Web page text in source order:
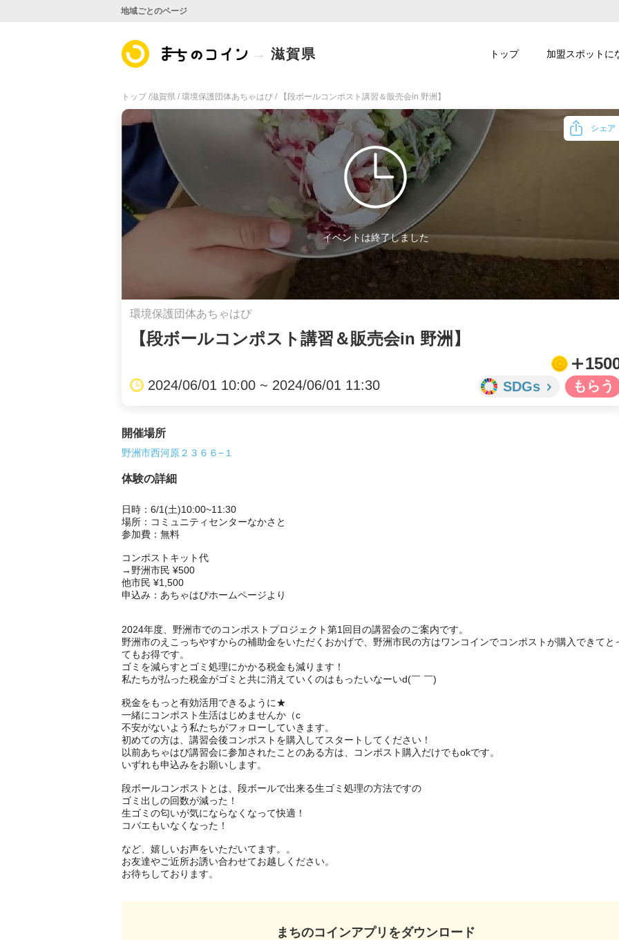
トップ /滋賀県 / 環境保護団体あちゃはぴ / 【段ボールコンポスト講習＆販売会in 野洲】
イベントは終了しました
環境保護団体あちゃはぴ
【段ボールコンポスト講習＆販売会in 野洲】
2024/06/01 10:00 ~ 2024/06/01 11:30 SDGs
シェア
開催場所
野洲市西河原２３６６−１
体験の詳細
日時：6/1(土)10:00~11:30
場所：コミュニティセンターなかさと
参加費：無料
コンポストキット代
→野洲市民 ¥500
他市民 ¥1,500
申込み：あちゃはぴホームページより
2024年度、野洲市でのコンポストプロジェクト第1回目の講習会のご案内です。
野洲市のえこっちやすからの補助金をいただくおかげで、野洲市民の方はワンコインでコンポストが購入できてと
てもお得です。
ゴミを減らすとゴミ処理にかかる税金も減ります！
私たちが払った税金がゴミと共に消えていくのはもったいなーいd(￣ ￣)
税金をもっと有効活用できるように★
一緒にコンポスト生活はじめませんか（c
不安がないよう私たちがフォローしていきます。
初めての方は、講習会後コンポストを購入してスタートしてください！
以前あちゃはぴ講習会に参加されたことのある方は、コンポスト購入だけでもokです。
いずれも申込みをお願いします。
段ボールコンポストとは、段ボールで出来る生ゴミ処理の方法ですの
ゴミ出しの回数が減った！
生ゴミの匂いが気にならなくなって快適！
コバエもいなくなった！
など、嬉しいお声をいただいてます。。
お友達やご近所お誘い合わせてお越しください。
お待ちしております。
まちのコインアプリをダウンロード
地域ごとのページ
トップ 加盟スポットに
滋賀県